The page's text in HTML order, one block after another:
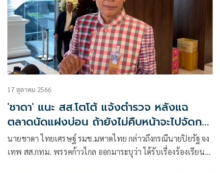
17 ตุลาคม 2566
'ชาดา' แนะ สส.โตโต้ แจ้งตำรวจ หลังแฉ
ตลาดนัดแฝงบ่อน ถ้ายังไม่คืบหน้าจะไปจัดการ
ให้
นายชาดา ไทยเศรษฐ์ รมช.มหาดไทย กล่าวถึงกรณีนายปิยรัฐ จง
เทพ สส.กทม. พรรคก้าวไกล ออกมาระบุว่า ได้รับเรื่องร้องเรียน